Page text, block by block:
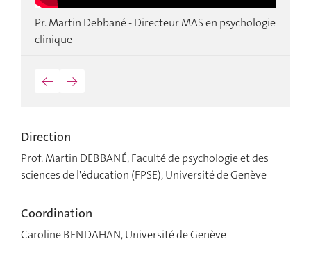
Pr. Martin Debbané - Directeur MAS en psychologie
clinique
← →
Direction
Prof. Martin DEBBANÉ, Faculté de psychologie et des
sciences de l'éducation (FPSE), Université de Genève
Coordination
Caroline BENDAHAN, Université de Genève